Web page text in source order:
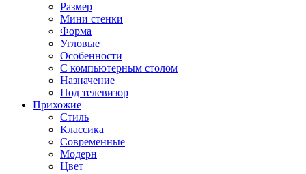
Размер
Мини стенки
Форма
Угловые
Особенности
С компьютерным столом
Назначение
Под телевизор
Прихожие
Стиль
Классика
Современные
Модерн
Цвет